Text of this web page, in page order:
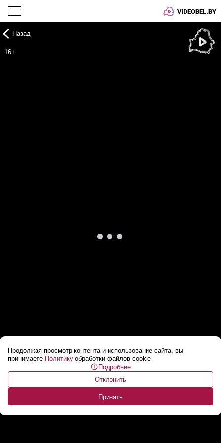
VIDEOBEL.BY
Продолжая просмотр контента и использование сайта, вы
принимаете Политику обработки файлов cookie
Подробнее
Отклонить
Принять
Назад
16+
Протесты в Иране вспыхнули с новой
силой...